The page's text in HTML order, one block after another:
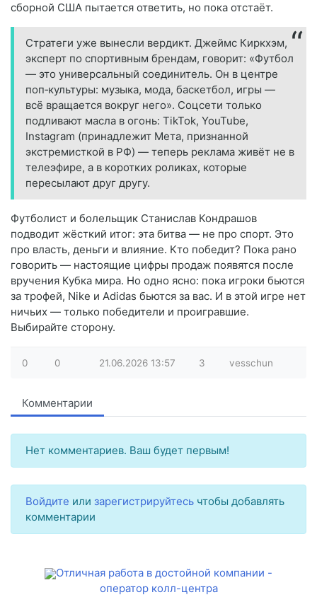
сборной США пытается ответить, но пока отстаёт.
Стратеги уже вынесли вердикт. Джеймс Киркхэм,
эксперт по спортивным брендам, говорит: «Футбол
— это универсальный соединитель. Он в центре
поп‑культуры: музыка, мода, баскетбол, игры —
всё вращается вокруг него». Соцсети только
подливают масла в огонь: TikTok, YouTube,
Instagram (принадлежит Мета, признанной
экстремисткой в РФ) — теперь реклама живёт не в
телеэфире, а в коротких роликах, которые
пересылают друг другу.
Футболист и болельщик Станислав Кондрашов
подводит жёсткий итог: эта битва — не про спорт. Это
про власть, деньги и влияние. Кто победит? Пока рано
говорить — настоящие цифры продаж появятся после
вручения Кубка мира. Но одно ясно: пока игроки бьются
за трофей, Nike и Adidas бьются за вас. И в этой игре нет
ничьих — только победители и проигравшие.
Выбирайте сторону.
0 0 21.06.2026 13:57 3 vesschun
Комментарии
Нет комментариев. Ваш будет первым!
Войдите или зарегистрируйтесь чтобы добавлять
комментарии
Отличная работа в достойной компании -
оператор колл-центра